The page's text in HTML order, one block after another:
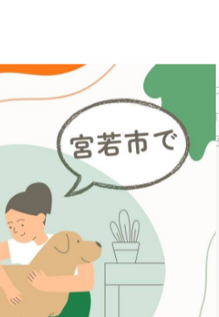
犬販売#仔犬販売#ドッグハウ
RASA宮若店#宮若市#宮若市
リーゼ子犬#ビションフリーゼ